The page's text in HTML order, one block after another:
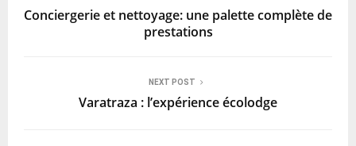
Conciergerie et nettoyage: une palette complète de
prestations
NEXT POST
Varatraza : l’expérience écolodge